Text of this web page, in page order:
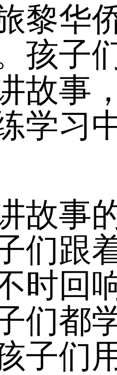
华侨
孩子
故事
学习
事的
们跟
时回
们都
子们